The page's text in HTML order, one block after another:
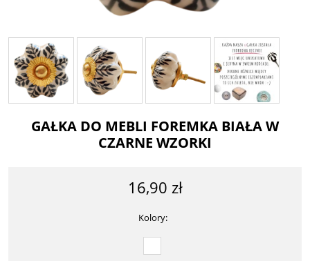
GAŁKA DO MEBLI FOREMKA BIAŁA W
CZARNE WZORKI
16,90 zł
Kolory: